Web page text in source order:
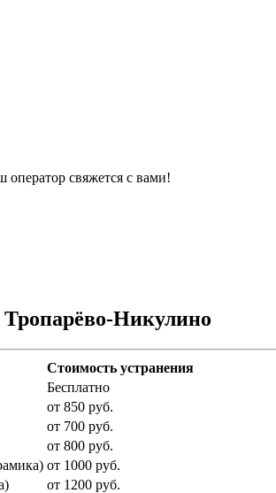
свяжется с вами!
Никулино
Стоимость устранения
Бесплатно
от 850 руб.
от 700 руб.
от 800 руб.
от 1000 руб.
от 1200 руб.